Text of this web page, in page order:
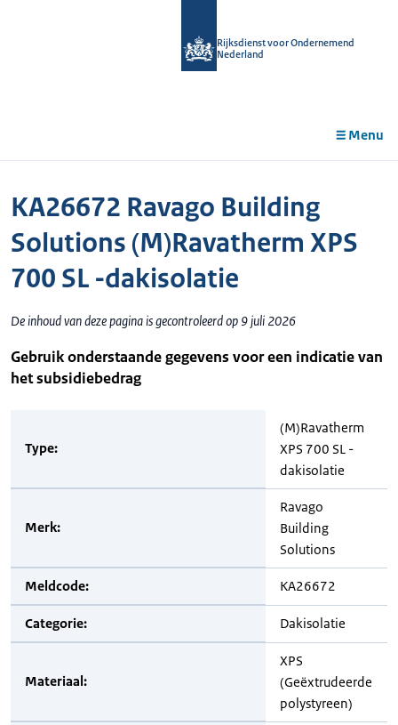
Rijksdienst voor Ondernemend
Nederland
Menu
KA26672 Ravago Building
Solutions (M)Ravatherm XPS
700 SL -dakisolatie
De inhoud van deze pagina is gecontroleerd op 9 juli 2026
Gebruik onderstaande gegevens voor een indicatie van
het subsidiebedrag
Type:
(M)Ravatherm
XPS 700 SL -
dakisolatie
Merk:
Ravago
Building
Solutions
Meldcode: KA26672
Categorie: Dakisolatie
Materiaal:
XPS
(Geëxtrudeerde
polystyreen)